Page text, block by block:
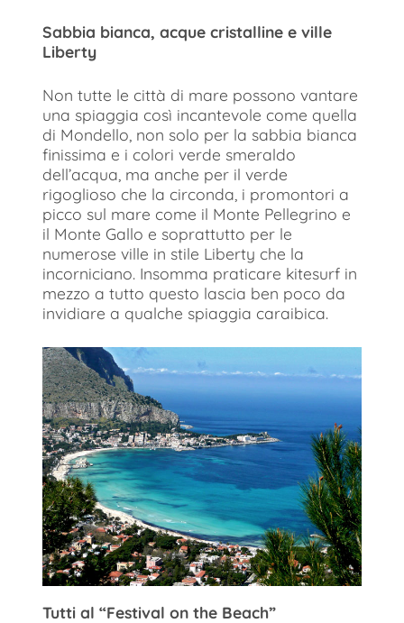
Sabbia bianca, acque cristalline e ville
Liberty
Non tutte le città di mare possono vantare
una spiaggia così incantevole come quella
di Mondello, non solo per la sabbia bianca
finissima e i colori verde smeraldo
dell’acqua, ma anche per il verde
rigoglioso che la circonda, i promontori a
picco sul mare come il Monte Pellegrino e
il Monte Gallo e soprattutto per le
numerose ville in stile Liberty che la
incorniciano. Insomma praticare kitesurf in
mezzo a tutto questo lascia ben poco da
invidiare a qualche spiaggia caraibica.
Tutti al “Festival on the Beach”